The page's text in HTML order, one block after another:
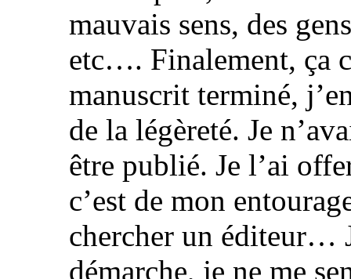
mauvais sens, des
etc…. Finalement, ça
manuscrit terminé,
de la légèreté. Je
être publié. Je l’ai
c’est de mon
chercher un éditeur…
démarche, je ne me